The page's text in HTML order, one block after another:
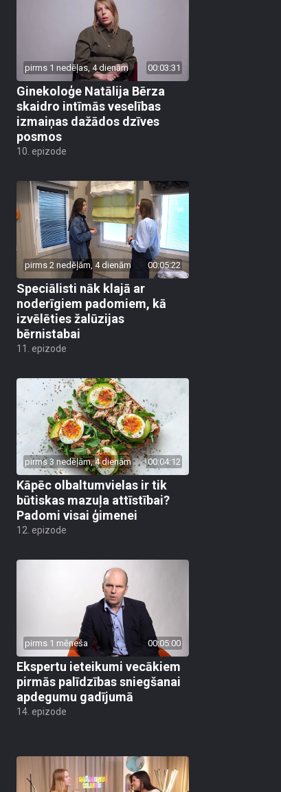
pirms 1 nedēļas, 4 dienām 00:03:31
Ginekoloģe Natālija Bērza
skaidro intīmās veselības
izmaiņas dažādos dzīves
posmos
10. epizode
pirms 2 nedēļām, 4 dienām 00:05:22
Speciālisti nāk klajā ar
noderīgiem padomiem, kā
izvēlēties žalūzijas
bērnistabai
11. epizode
pirms 3 nedēļām, 4 dienām 00:04:12
Kāpēc olbaltumvielas ir tik
būtiskas mazuļa attīstībai?
Padomi visai ģimenei
12. epizode
pirms 1 mēneša 00:05:00
Ekspertu ieteikumi vecākiem
pirmās palīdzības sniegšanai
apdegumu gadījumā
14. epizode